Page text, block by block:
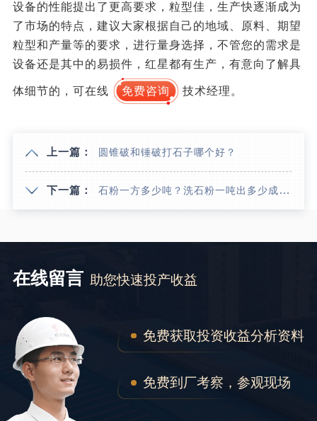
设备的性能提出了更高要求，粒型佳，生产快逐渐成为
了市场的特点，建议大家根据自己的地域、原料、期望
粒型和产量等的要求，进行量身选择，不管您的需求是
设备还是其中的易损件，红星都有生产，有意向了解具
体细节的，可在线 免费咨询 技术经理。
上一篇： 圆锥破和锤破打石子哪个好？
下一篇： 石粉一方多少吨？洗石粉一吨出多少成品？洗砂后的污泥怎么处理？
在线留言 助您快速投产收益
免费获取投资收益分析资料
免费到厂考察，参观现场